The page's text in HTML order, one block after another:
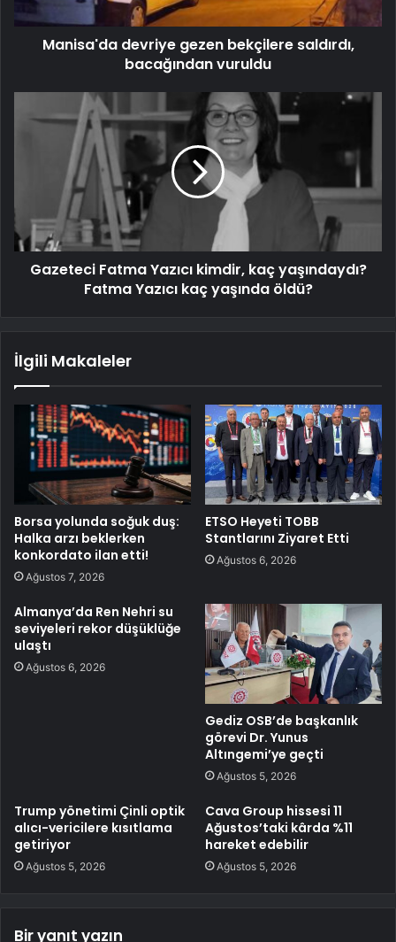
Manisa'da devriye gezen bekçilere saldırdı,
bacağından vuruldu
Gazeteci Fatma Yazıcı kimdir, kaç yaşındaydı?
Fatma Yazıcı kaç yaşında öldü?
İlgili Makaleler
Borsa yolunda soğuk duş:
Halka arzı beklerken
konkordato ilan etti!
Ağustos 7, 2026
ETSO Heyeti TOBB
Stantlarını Ziyaret Etti
Ağustos 6, 2026
Almanya’da Ren Nehri su
seviyeleri rekor düşüklüğe
ulaştı
Ağustos 6, 2026
Gediz OSB’de başkanlık
görevi Dr. Yunus
Altıngemi’ye geçti
Ağustos 5, 2026
Trump yönetimi Çinli optik
alıcı-vericilere kısıtlama
getiriyor
Ağustos 5, 2026
Cava Group hissesi 11
Ağustos’taki kârda %11
hareket edebilir
Ağustos 5, 2026
Bir yanıt yazın